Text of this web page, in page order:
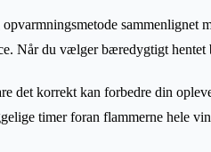
sammenlignet
Når du vælger bæredygtigt
det korrekt kan forbedre din
timer foran flammerne hele